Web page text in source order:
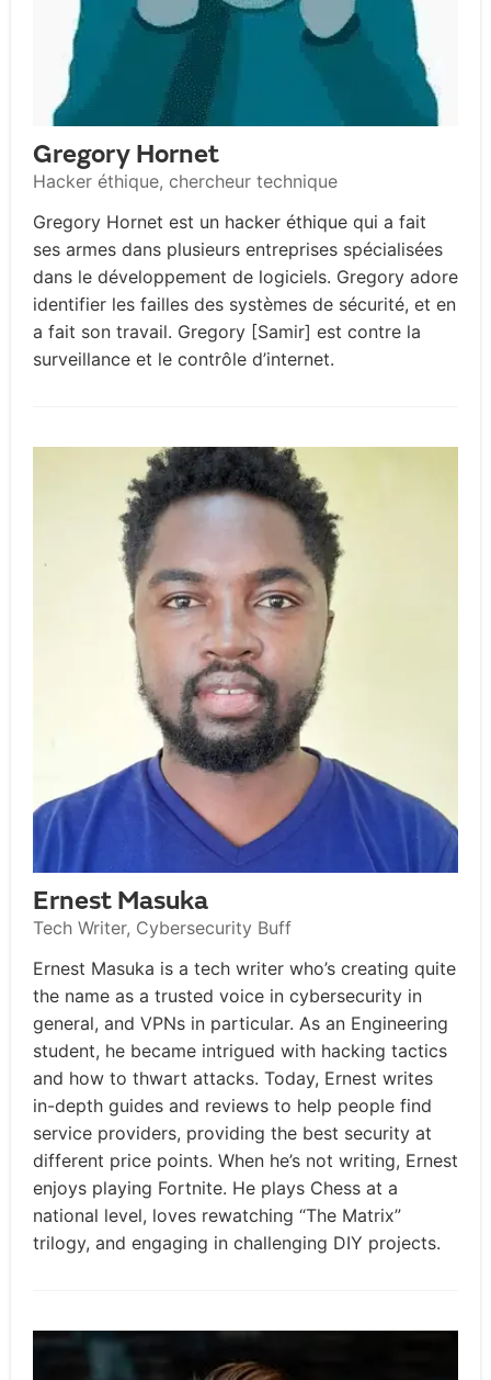
Gregory Hornet
Hacker éthique, chercheur technique
Gregory Hornet est un hacker éthique qui a fait
ses armes dans plusieurs entreprises spécialisées
dans le développement de logiciels. Gregory adore
identifier les failles des systèmes de sécurité, et en
a fait son travail. Gregory [Samir] est contre la
surveillance et le contrôle d’internet.
Ernest Masuka
Tech Writer, Cybersecurity Buff
Ernest Masuka is a tech writer who’s creating quite
the name as a trusted voice in cybersecurity in
general, and VPNs in particular. As an Engineering
student, he became intrigued with hacking tactics
and how to thwart attacks. Today, Ernest writes
in-depth guides and reviews to help people find
service providers, providing the best security at
different price points. When he’s not writing, Ernest
enjoys playing Fortnite. He plays Chess at a
national level, loves rewatching “The Matrix”
trilogy, and engaging in challenging DIY projects.